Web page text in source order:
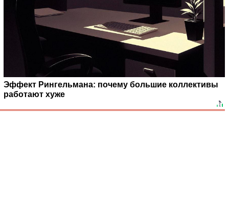
Эффект Рингельмана: почему большие коллективы
работают хуже